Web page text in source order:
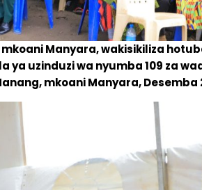
Manyara, wakisikiliza
ya uzinduzi wa nyumba 109 za
mkoani Manyara, Desemba